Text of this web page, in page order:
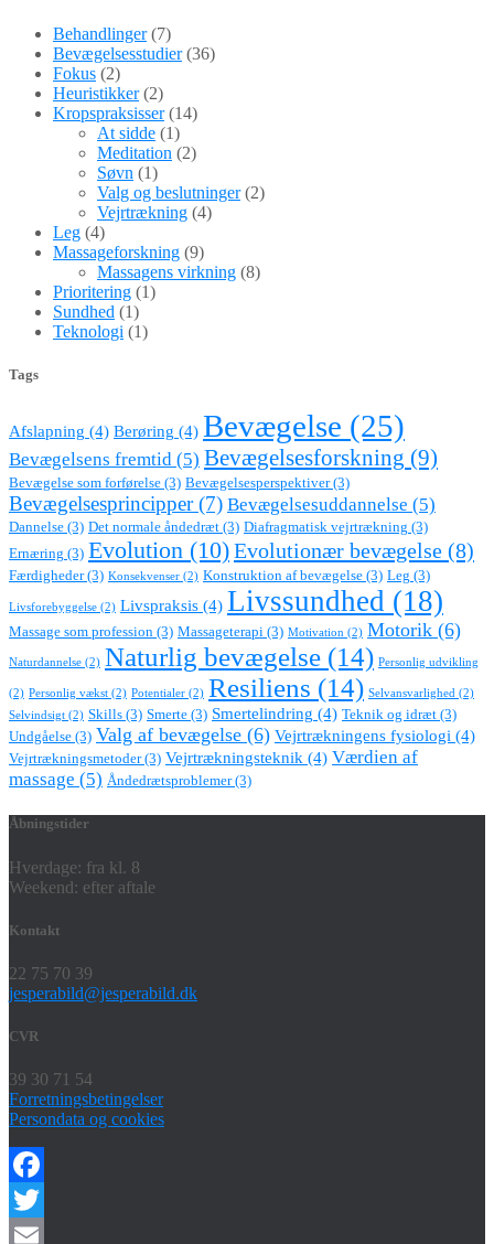
Behandlinger(7)
Bevægelsesstudier(36)
Fokus (2)
Heuristikker(2)
Kropspraksisser(14)
At sidde (1)
Meditation (2)
Søvn (1)
Valg og beslutninger(2)
Vejrtrækning (4)
Leg (4)
Massageforskning (9)
Massagens virkning (8)
Prioritering (1)
Sundhed (1)
Teknologi (1)
Tags
Afslapning (4) Berøring (4) Bevægelse (25)
Bevægelsens fremtid (5) Bevægelsesforskning (9)
Bevægelse som forførelse (3) Bevægelsesperspektiver(3)
Bevægelsesprincipper(7) Bevægelsesuddannelse (5)
Dannelse (3) Det normale åndedræt (3) Diafragmatisk vejrtrækning (3)
Ernæring (3) Evolution (10)Evolutionær bevægelse (8)
Færdigheder(3) Konsekvenser (2) Konstruktion af bevægelse (3) Leg (3)
Livsforebyggelse (2) Livspraksis (4) Livssundhed (18)
Massage som profession (3) Massageterapi (3) Motivation (2) Motorik (6)
Naturdannelse (2) Naturlig bevægelse (14) Personlig udvikling
(2) Personlig vækst (2) Potentialer (2) Resiliens (14) Selvansvarlighed (2)
Selvindsigt (2) Skills (3) Smerte (3) Smertelindring (4) Teknik og idræt (3)
Undgåelse (3) Valg af bevægelse (6) Vejrtrækningens fysiologi (4)
Vejrtrækningsmetoder(3) Vejrtrækningsteknik (4) Værdien af
massage (5) Åndedrætsproblemer(3)
Åbningstider
Hverdage: fra kl. 8
Weekend: efter aftale
Kontakt
22 75 70 39
jesperabild@jesperabild.dk
CVR
39 30 71 54
Forretningsbetingelser
Persondata og cookies
Facebook
Twitter